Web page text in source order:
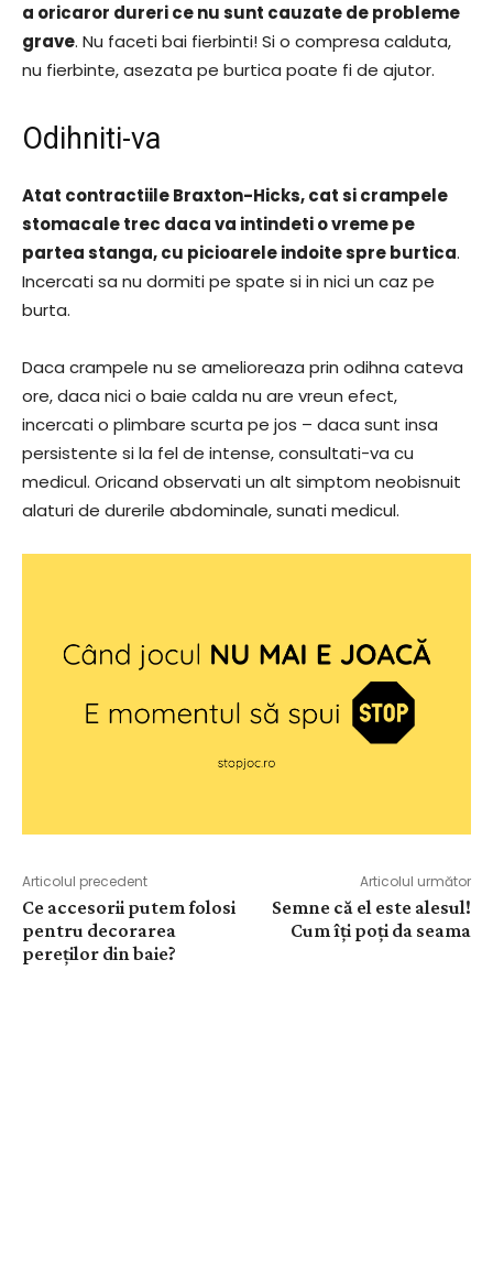
a oricaror dureri ce nu sunt cauzate de probleme
grave. Nu faceti bai fierbinti! Si o compresa calduta,
nu fierbinte, asezata pe burtica poate fi de ajutor.
Odihniti-va
Atat contractiile Braxton-Hicks, cat si crampele
stomacale trec daca va intindeti o vreme pe
partea stanga, cu picioarele indoite spre burtica.
Incercati sa nu dormiti pe spate si in nici un caz pe
burta.
Daca crampele nu se amelioreaza prin odihna cateva
ore, daca nici o baie calda nu are vreun efect,
incercati o plimbare scurta pe jos – daca sunt insa
persistente si la fel de intense, consultati-va cu
medicul. Oricand observati un alt simptom neobisnuit
alaturi de durerile abdominale, sunati medicul.
Articolul precedent
Ce accesorii putem folosi
pentru decorarea
pereților din baie?
Articolul următor
Semne că el este alesul!
Cum îți poți da seama